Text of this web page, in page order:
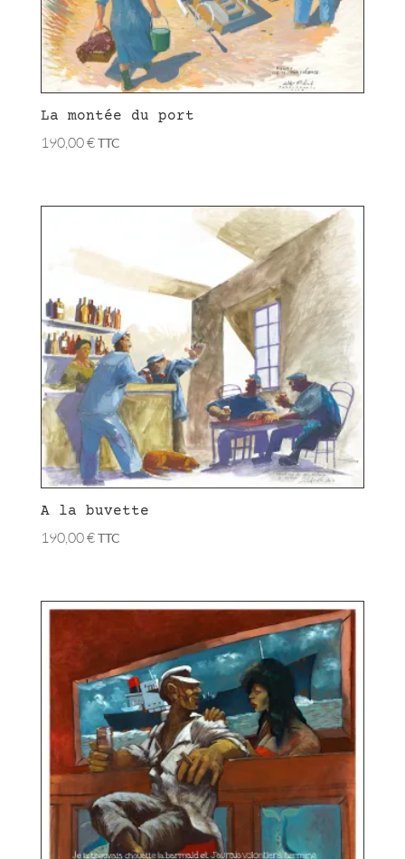
La montée du port
190,00€TTC
A la buvette
190,00€TTC